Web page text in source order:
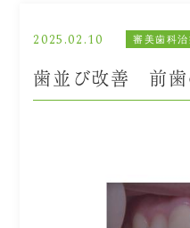
2025.02.10 審美歯科治
歯並び改善 前歯